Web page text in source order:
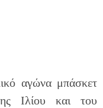
αγώνα μπάσκετ
Ιλίου και του